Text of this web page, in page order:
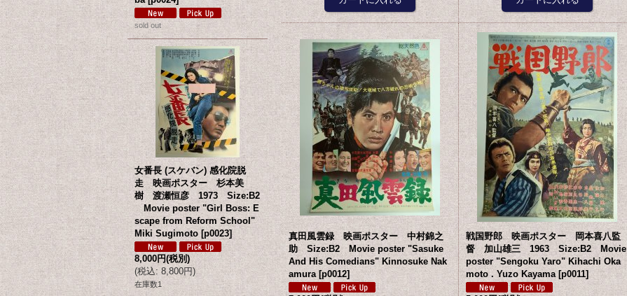
sold out
女番長 (スケバン) 感化院脱
走 映画ポスター 杉本美
樹 渡瀬恒彦 1973 Size:B2
Movie poster "Girl Boss: E
scape from Reform School"
Miki Sugimoto [p0023]
8,000円(税別)
(税込: 8,800円)
在庫数1
真田風雲録 映画ポスター 中村錦之
助 Size:B2 Movie poster "Sasuke
And His Comedians" Kinnosuke Nak
amura [p0012]
戦国野郎 映画ポスター 岡本喜八監
督 加山雄三 1963 Size:B2 Movie
poster "Sengoku Yaro" Kihachi Oka
moto . Yuzo Kayama [p0011]